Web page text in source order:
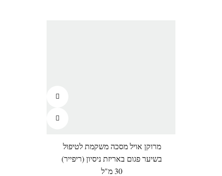
מרוקן אויל מסכה משקמת לטיפול
בשיער פגום באריזת ניסיון (ריפייר)
30 מ"ל